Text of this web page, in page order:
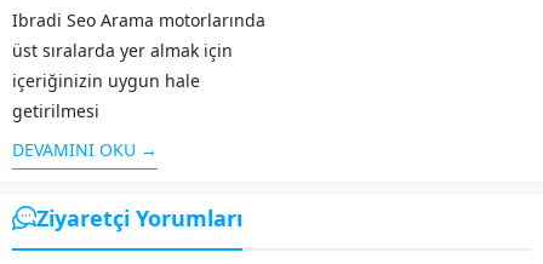
Ibradi Seo Arama motorlarında
üst sıralarda yer almak için
içeriğinizin uygun hale
getirilmesi
çalışması SEO olarak
adlandırılır. Arama
motorlarının sitenizi iyi bir
şekilde taraması ve aranılan
DEVAMINI OKU →
Ziyaretçi Yorumları